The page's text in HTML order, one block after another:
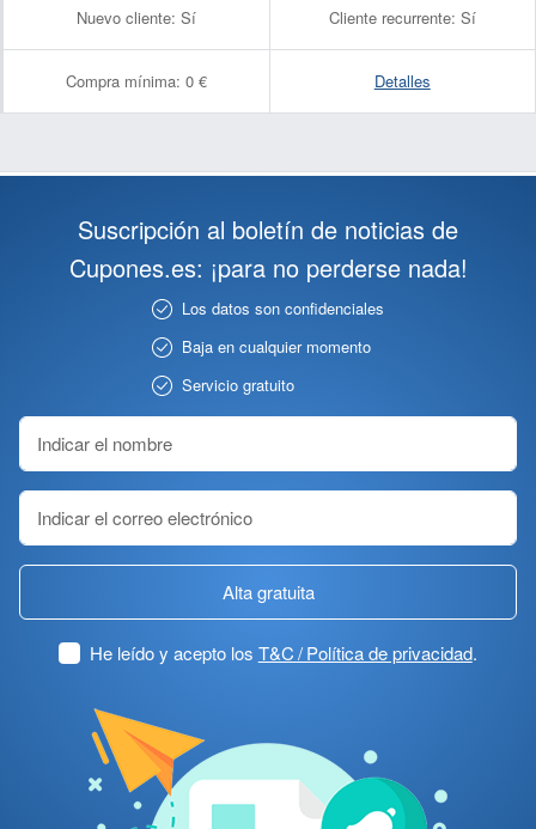
Nuevo cliente: Sí Cliente recurrente: Sí
Compra mínima: 0 € Detalles
Suscripción al boletín de noticias de
Cupones.es: ¡para no perderse nada!
Los datos son confidenciales
Baja en cualquier momento
Servicio gratuito
Alta gratuita
He leído y acepto los T&C / Política de privacidad.